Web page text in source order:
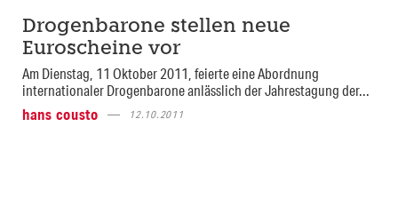
Drogenbarone stellen neue
Euroscheine vor
Am Dienstag, 11 Oktober 2011, feierte eine Abordnung
internationaler Drogenbarone anlässlich der Jahrestagung der...
hans cousto
12.10.2011